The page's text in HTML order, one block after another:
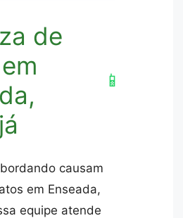
de
📱
causam
em Enseada,
equipe atende